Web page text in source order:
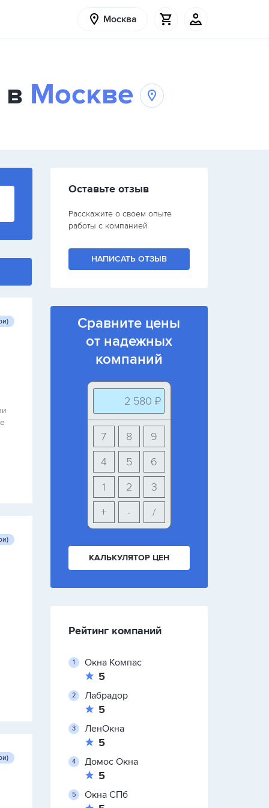
Москва
Москве
Оставьте отзыв
Расскажите о своем опыте
работы с компанией
НАПИСАТЬ ОТЗЫВ
Сравните цены
от надежных
компаний
2 580 ₽
9
8
7
6
5
4
3
2
1
+
- /
КАЛЬКУЛЯТОР ЦЕН
Рейтинг компаний
Окна Компас
5
Лабрадор
5
ЛенОкна
5
Домос Окна
5
Окна СПб